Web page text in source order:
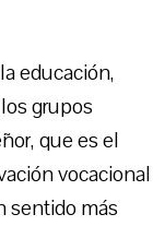
educación,
grupos
que es el
vocacional
sentido más